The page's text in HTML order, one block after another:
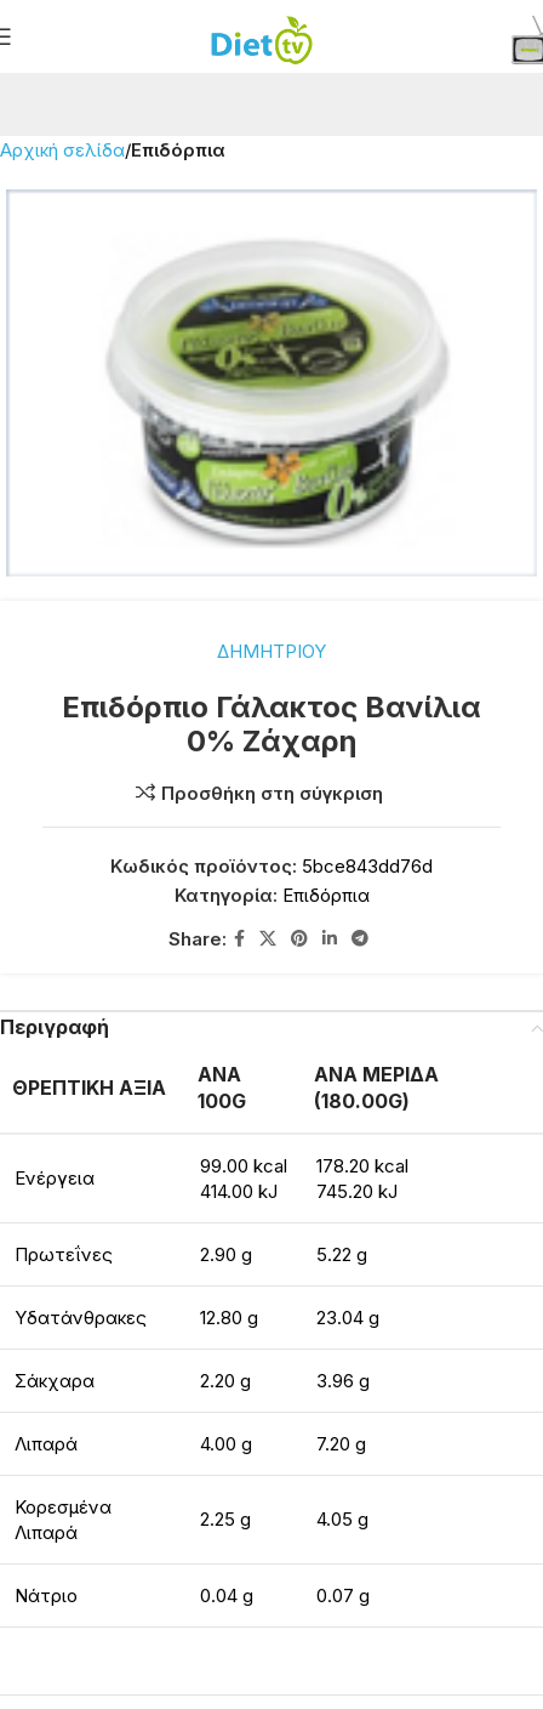
Αρχική σελίδα Επιδόρπια
ΔΗΜΗΤΡΙΟΥ
Επιδόρπιο Γάλακτος Βανίλια
0% Ζάχαρη
Προσθήκη στη σύγκριση
Κωδικός προϊόντος: 5bce843dd76d
Κατηγορία: Επιδόρπια
Share:
Περιγραφή
ΘΡΕΠΤΙΚΗ ΑΞΙΑ
ΑΝΑ
100G
ΑΝΑ ΜΕΡΙΔΑ
(180.00G)
Ενέργεια
99.00 kcal
414.00 kJ
178.20 kcal
745.20 kJ
Πρωτεΐνες 2.90 g 5.22 g
Υδατάνθρακες 12.80 g 23.04 g
Σάκχαρα 2.20 g 3.96 g
Λιπαρά 4.00 g 7.20 g
Κορεσμένα
Λιπαρά
2.25 g 4.05 g
Νάτριο 0.04 g 0.07 g